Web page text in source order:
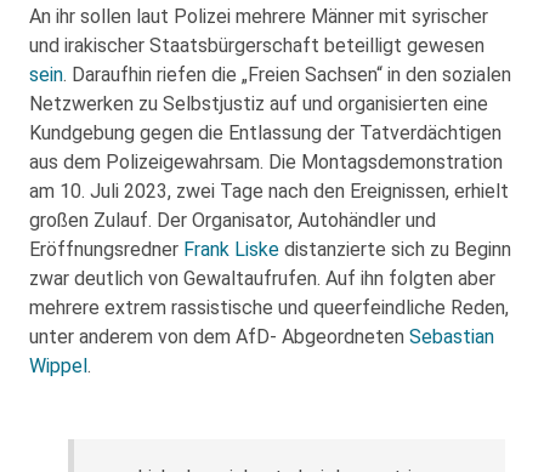
An ihr sollen laut Polizei mehrere Männer mit syrischer
und irakischer Staatsbürgerschaft beteilligt gewesen
sein. Daraufhin riefen die „Freien Sachsen“ in den sozialen
Netzwerken zu Selbstjustiz auf und organisierten eine
Kundgebung gegen die Entlassung der Tatverdächtigen
aus dem Polizeigewahrsam. Die Montagsdemonstration
am 10. Juli 2023, zwei Tage nach den Ereignissen, erhielt
großen Zulauf. Der Organisator, Autohändler und
Eröffnungsredner Frank Liske distanzierte sich zu Beginn
zwar deutlich von Gewaltaufrufen. Auf ihn folgten aber
mehrere extrem rassistische und queerfeindliche Reden,
unter anderem von dem AfD- Abgeordneten Sebastian
Wippel.